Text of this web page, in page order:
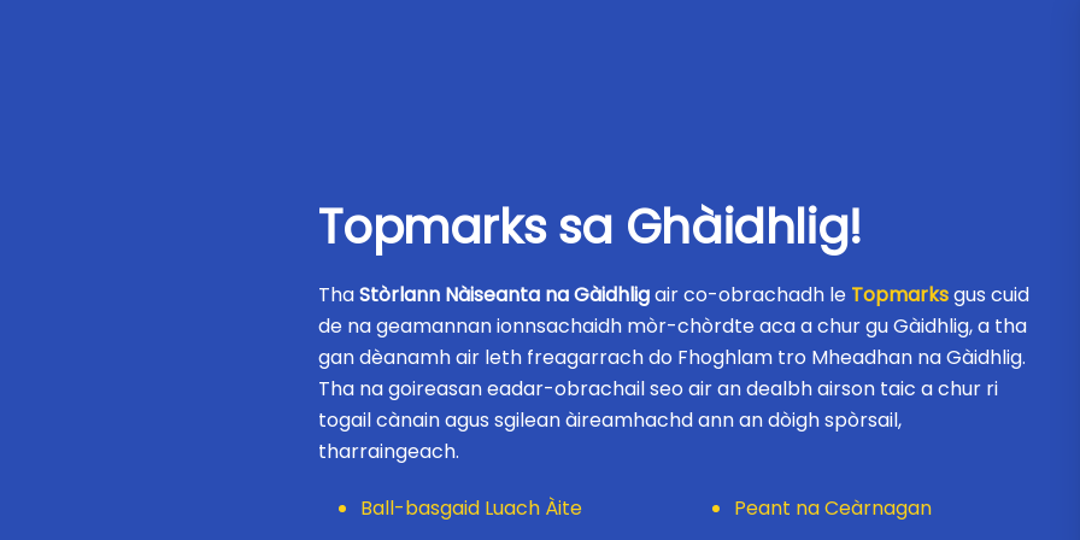
Topmarks sa Ghàidhlig!
ThaStòrlann Nàiseanta na Gàidhligair co-obrachadh le Topmarksgus cuid
de na geamannan ionnsachaidh mòr-chòrdte aca a chur gu Gàidhlig, a tha
gan dèanamh air leth freagarrach do Fhoghlam tro Mheadhan na Gàidhlig.
Tha na goireasan eadar-obrachail seo air an dealbh airson taic a chur ri
togail cànain agus sgilean àireamhachd ann an dòigh spòrsail,
tharraingeach.
Ball-basgaid Luach Àite
Peant na Ceàrnagan